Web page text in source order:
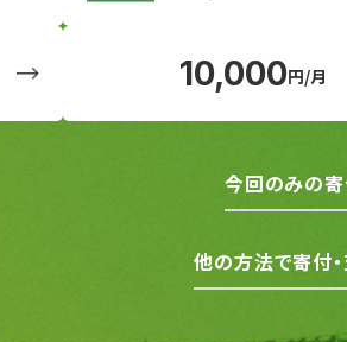
10,000円/月
今回のみの寄
他の方法で寄付